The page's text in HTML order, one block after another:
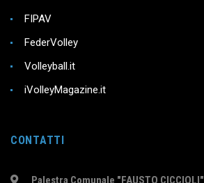
FIPAV
FederVolley
Volleyball.it
iVolleyMagazine.it
CONTATTI
Palestra Comunale "FAUSTO CICCIOLI"